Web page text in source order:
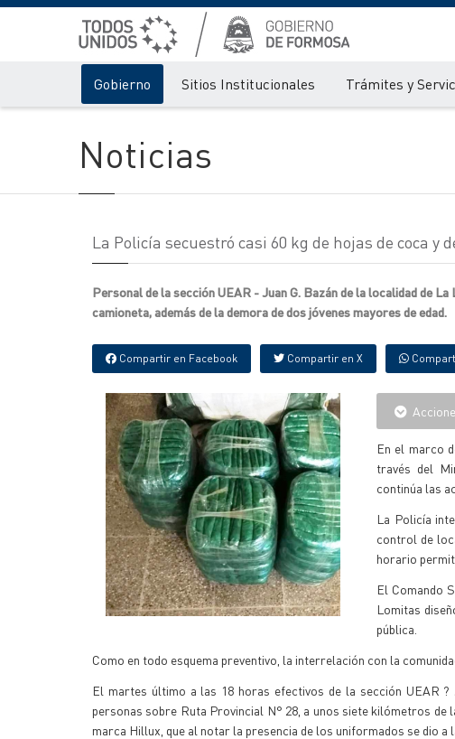
Gobierno Sitios Institucionales Trámites y
Noticias
La Policía secuestró casi 60 kg de hojas de coca y
Personal de la sección UEAR - Juan G. Bazán de la localidad de
camioneta, además de la demora de dos jóvenes mayores de edad.
Compartir en Facebook Compartir en X
En el marco
través del
continúa las
La Policía
control de
horario
El Comando
Lomitas
pública.
Como en todo esquema preventivo, la interrelación con la
El martes último a las 18 horas efectivos de la sección UEAR
personas sobre Ruta Provincial N° 28, a unos siete kilómetros
marca Hillux, que al notar la presencia de los uniformados se dio a